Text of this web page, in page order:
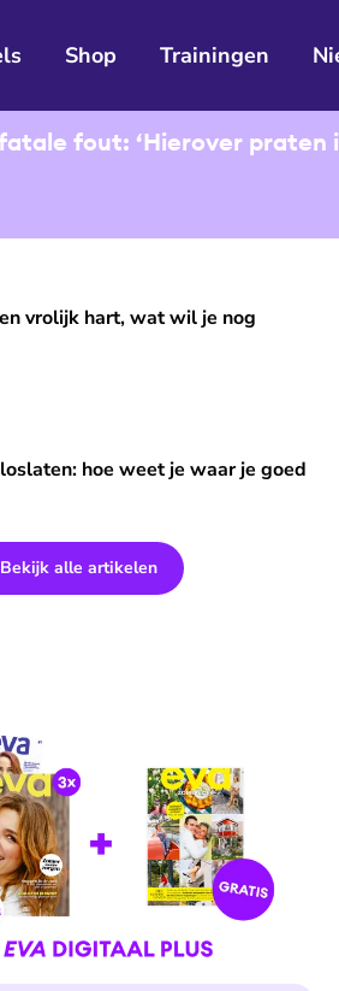
Shop Trainingen
fout: ‘Hierover praten
veranderen'
vrolijk hart, wat wil je nog meer?’
vrolijk hart, wat wil je nog
zijn’ hoe weet je waar je goed aan
hoe weet je waar je goed
Bekijk alle artikelen